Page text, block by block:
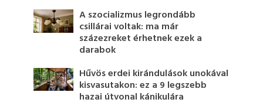
A szocializmus legrondább
csillárai voltak: ma már
százezreket érhetnek ezek a
darabok
Hűvös erdei kirándulások unokával
kisvasutakon: ez a 9 legszebb
hazai útvonal kánikulára